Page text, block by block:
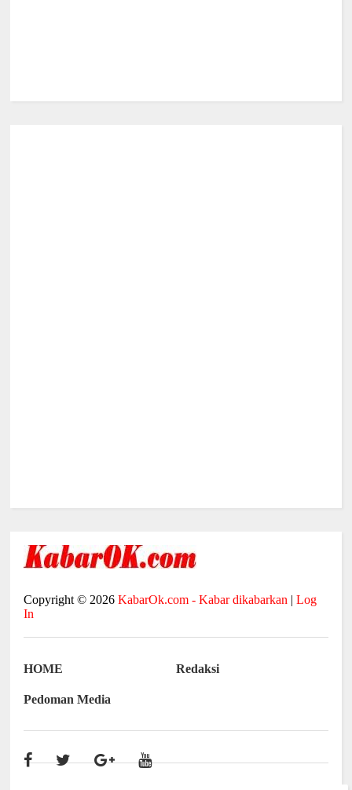
Copyright © 2026KabarOk.com - Kabar dikabarkan |Log
In
HOME Redaksi
Pedoman Media